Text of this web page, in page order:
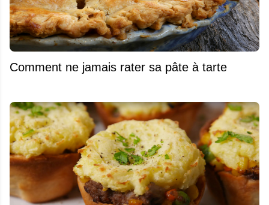
Comment ne jamais rater sa pâte à tarte